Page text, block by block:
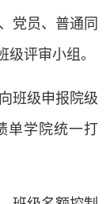
党员、普通同
评审小组。
班级申报院级
单学院统一打